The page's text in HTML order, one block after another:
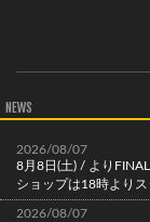
NEWS
2026/08/07
8月8日(土) / より
ショップは18時よりス
2026/08/07